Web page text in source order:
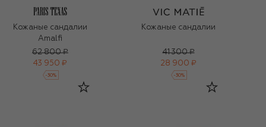
Кожаные сандалии
Amalfi
62 800 ₽
43 950 ₽
-30%
Кожаные сандалии
41 300 ₽
28 900 ₽
-30%